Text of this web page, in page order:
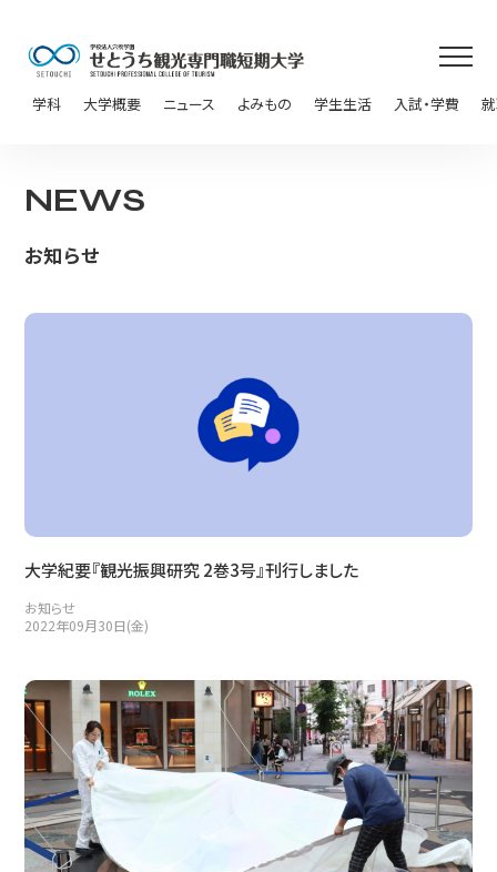
学科 大学概要 ニュース よみもの 学生生活 入試・学費
NEWS
お知らせ
大学紀要『観光振興研究 2巻3号』刊行しました
お知らせ
2022年09月30日(金)